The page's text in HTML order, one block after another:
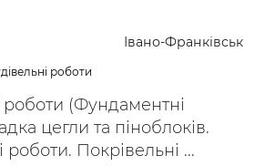
Івано-Франківськ
роботи
роботи (Фундаментні
цегли та піноблоків.
роботи. Покрівельні ...